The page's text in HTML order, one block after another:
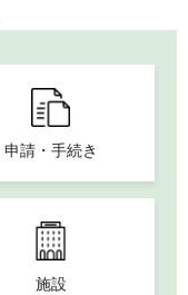
申請・手続き
施設